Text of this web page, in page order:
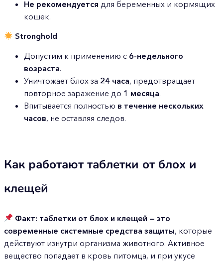
Не рекомендуется для беременных и кормящих
кошек.
Stronghold
Допустим к применению с 6-недельного
возраста.
Уничтожает блох за 24 часа, предотвращает
повторное заражение до 1 месяца.
Впитывается полностью в течение нескольких
часов, не оставляя следов.
Как работают таблетки от блох и
клещей
Факт: таблетки от блох и клещей — это
современные системные средства защиты, которые
действуют изнутри организма животного. Активное
вещество попадает в кровь питомца, и при укусе